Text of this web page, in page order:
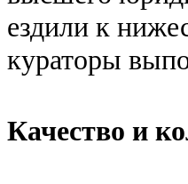
ездили к
кураторы
Качество и